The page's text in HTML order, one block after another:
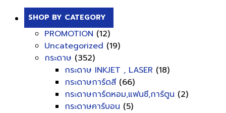
SHOP BY CATEGORY
PROMOTION (12)
Uncategorized (19)
กระดาษ (352)
กระดาษ INKJET , LASER (18)
กระดาษการ์ดสี (66)
กระดาษการ์ดหอม,แฟนซี,การ์ตูน (2)
กระดาษคาร์บอน (5)